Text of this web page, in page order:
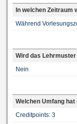
In welchen
Während
Wird das
Nein
Welchen Umfang
Creditpoints: 3